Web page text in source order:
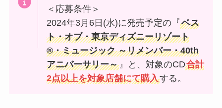
＜応募条件＞
2024年3月6日(水)に発売予定の『ベス
ト・オブ・東京ディズニーリゾート
®・ミュージック ～リメンバー・40th
アニバーサリー～』と、対象のCD合計
2点以上を対象店舗にて購入する。